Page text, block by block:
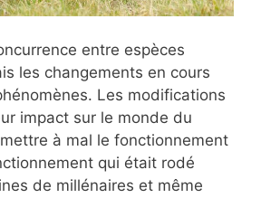
entre espèces
les changements en cours
Les modifications
impact sur le monde du
à mal le fonctionnement
qui était rodé
de millénaires et même